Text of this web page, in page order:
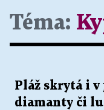
Téma:
Pláž skrytá i
diamanty či